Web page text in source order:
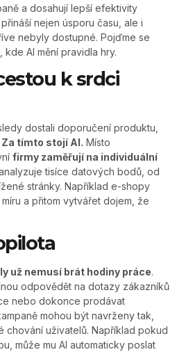
a dosahují lepší efektivity
nejen úsporu času, ale i
nebyly dostupné. Pojďme se
AI mění pravidla hry.
k srdci
dostali doporučení produktu,
Za tímto stojí AI. Místo
firmy zaměřují na individuální
tisíce datových bodů, od
stránky. Například e-shopy
a přitom vytvářet dojem, že
už nemusí brát hodiny práce.
odpovědět na dotazy zákazníků
nebo dokonce prodávat
mohou být navrženy tak,
uživatelů. Například pokud
může mu AI automaticky poslat